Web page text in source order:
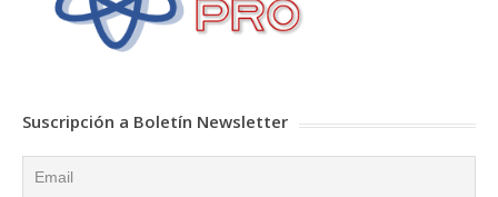
Suscripción a Boletín Newsletter